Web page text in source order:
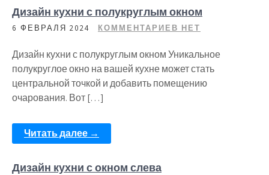
Дизайн кухни с полукруглым окном
6 ФЕВРАЛЯ 2024 КОММЕНТАРИЕВ НЕТ
Дизайн кухни с полукруглым окном Уникальное
полукруглое окно на вашей кухне может стать
центральной точкой и добавить помещению
очарования. Вот […]
Читать далее →
Дизайн кухни с окном слева